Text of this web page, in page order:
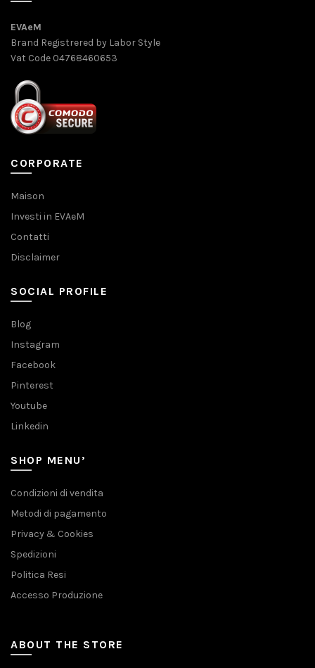
EVAeM
Brand Registrered by Labor Style
Vat Code 04768460653
CORPORATE
Maison
Investi in EVAeM
Contatti
Disclaimer
SOCIAL PROFILE
Blog
Instagram
Facebook
Pinterest
Youtube
Linkedin
SHOP MENU’
Condizioni di vendita
Metodi di pagamento
Privacy & Cookies
Spedizioni
Politica Resi
Accesso Produzione
ABOUT THE STORE